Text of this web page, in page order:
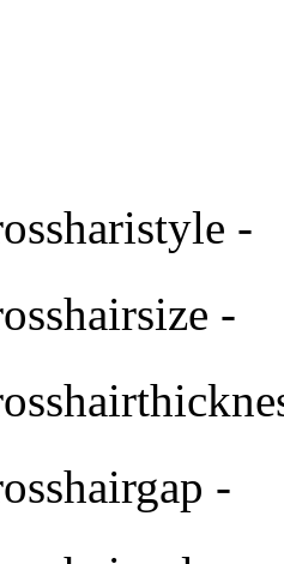
-
-
-